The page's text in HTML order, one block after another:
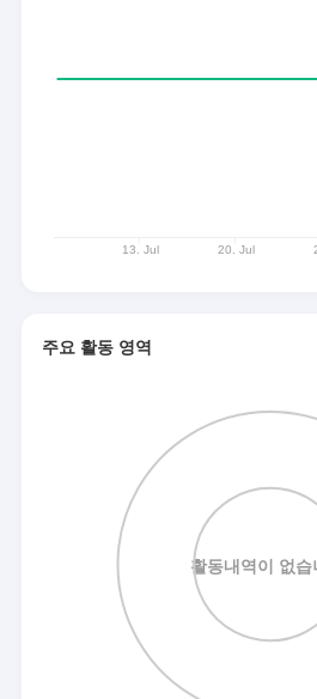
주요 활동 영역